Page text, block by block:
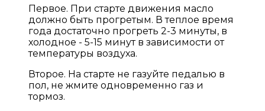
Первое. При старте движения масло
должно быть прогретым. В теплое время
года достаточно прогреть 2-3 минуты, в
холодное - 5-15 минут в зависимости от
температуры воздуха.
Второе. На старте не газуйте педалью в
пол, не жмите одновременно газ и
тормоз.